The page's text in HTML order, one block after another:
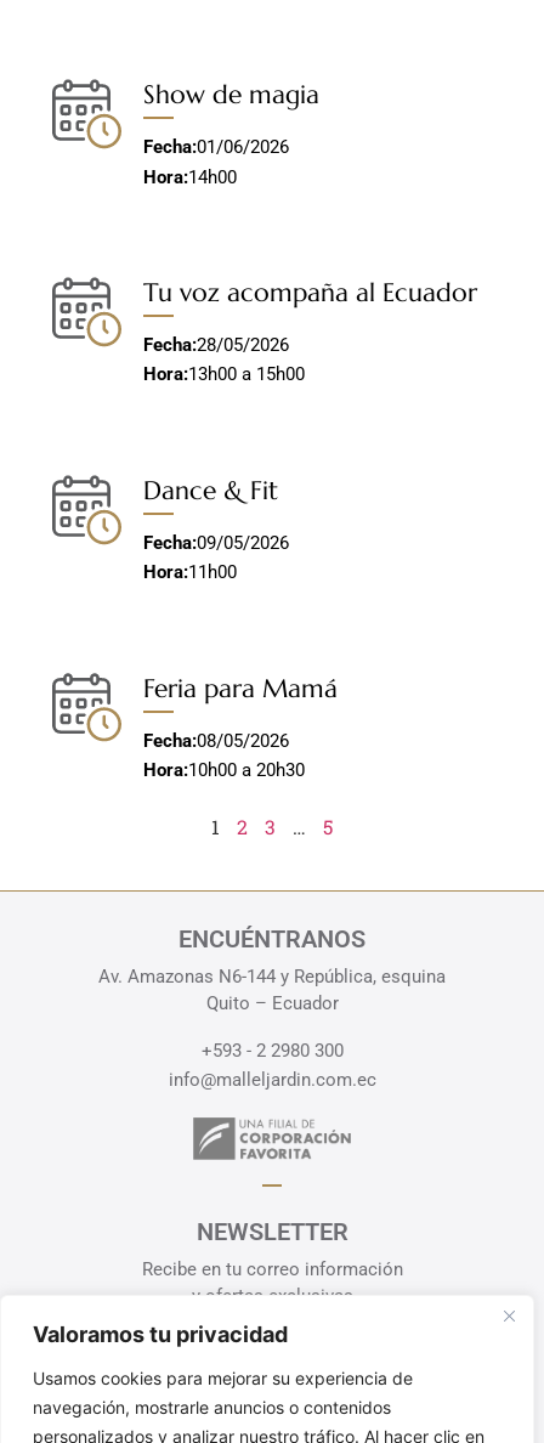
Valoramos tu privacidad
Usamos cookies para mejorar su experiencia de
navegación, mostrarle anuncios o contenidos
personalizados y analizar nuestro tráfico. Al hacer clic en
Show de magia
Fecha:01/06/2026
Hora:14h00
Tu voz acompaña al Ecuador
Fecha:28/05/2026
Hora:13h00 a 15h00
Dance & Fit
Fecha:09/05/2026
Hora:11h00
Feria para Mamá
Fecha:08/05/2026
Hora:10h00 a 20h30
1 2 3 … 5
ENCUÉNTRANOS
Av. Amazonas N6-144 y República, esquina
Quito – Ecuador
+593 - 2 2980 300
info@malleljardin.com.ec
NEWSLETTER
Recibe en tu correo información
y ofertas exclusivas
¡SUSCRÍBETE!